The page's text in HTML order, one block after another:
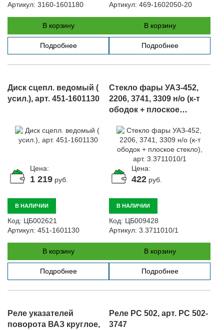
Артикул: 3160-1601180
В корзину
Подробнее
Артикул: 469-1602050-20
В корзину
Подробнее
Диск сцепл. ведомый (
усил.), арт. 451-1601130
Цена:
1 219 руб.
В НАЛИЧИИ
Код: ЦБ002621
Артикул: 451-1601130
В корзину
Подробнее
Стекло фары УАЗ-452,
2206, 3741, 3309 н/о (к-т
ободок + плоское
Цена:
422 руб.
В НАЛИЧИИ
Код: ЦБ009428
Артикул: 3.3711010/1
В корзину
Подробнее
Реле указателей
поворота ВАЗ круглое,
Реле РС 502, арт. РС 502-
3747